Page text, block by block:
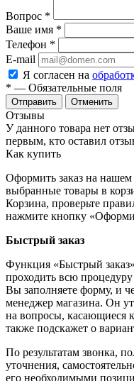
Вопрос *
Ваше имя *
Телефон *
E-mail
Я согласен на
* — Обязательные поля
Отменить
Отзывы
У данного товара нет
первым, кто оставил
Как купить
Оформить заказ на нашем
выбранные товары в
Корзина, проверьте
нажмите кнопку
Быстрый заказ
Функция «Быстрый
проходить всю процедуру
Вы заполняете форму, и
менеджер магазина. Он
на вопросы, касающиеся
также подскажет о
По результатам звонка,
уточнения,
его необходимыми